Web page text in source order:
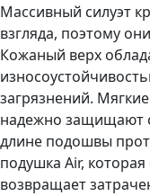
Массивный силуэт
взгляда, поэтому
Кожаный верх
загрязнений.
надежно защищают
длине подошвы
подушка Air,
возвращает